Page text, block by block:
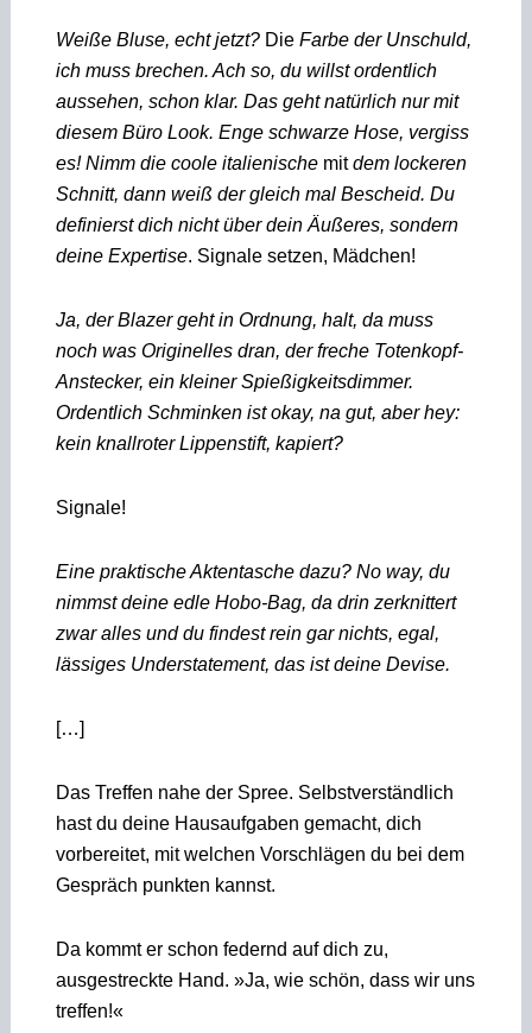
Weiße Bluse, echt jetzt? Die Farbe der Unschuld,
ich muss brechen. Ach so, du willst ordentlich
aussehen, schon klar. Das geht natürlich nur mit
diesem Büro­ Look. Enge schwarze Hose, vergiss
es! Nimm die coole italienische mitdem lockeren
Schnitt, dann weiß der gleich mal Bescheid. Du
definierst dich nicht über dein Äußeres, sondern
deine Expertise. Signale setzen, Mädchen!
Ja, der Blazer geht in Ordnung, halt, da muss
noch was Originelles dran, der freche Totenkopf-
Anstecker, ein kleiner Spießigkeitsdimmer.
Ordentlich Schminken ist okay, na gut, aber hey:
kein knallroter Lippenstift, kapiert?
Signale!
Eine praktische Aktentasche dazu? No way, du
nimmst deine edle Hobo-Bag, da drin zerknittert
zwar alles und du findest rein gar nichts, egal,
lässiges Understatement, das ist deine Devise.
[…]
Das Treffen nahe der Spree. Selbstverständlich
hast du deine Hausaufgaben gemacht, dich
vorbereitet, mit welchen Vorschlägen du bei dem
Gespräch punkten kannst.
Da kommt er schon federnd auf dich zu,
ausgestreckte Hand. »Ja, wie schön, dass wir uns
treffen!«